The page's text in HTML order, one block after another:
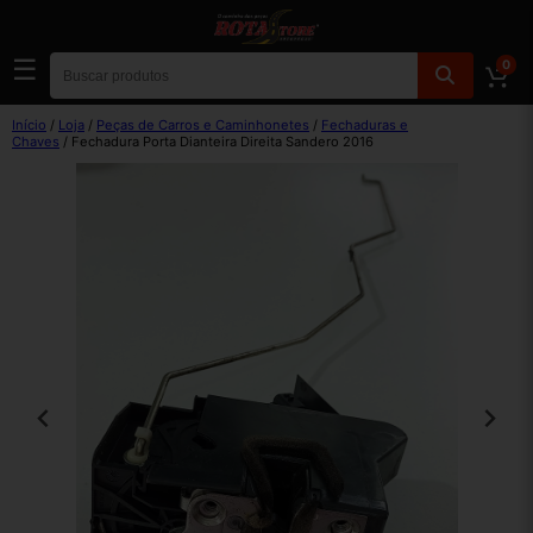
☰ 0
Início / Loja / Peças de Carros e Caminhonetes / Fechaduras e
Chaves / Fechadura Porta Dianteira Direita Sandero 2016